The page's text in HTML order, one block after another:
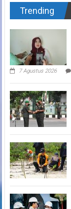
Trending
7 Agustus 2026